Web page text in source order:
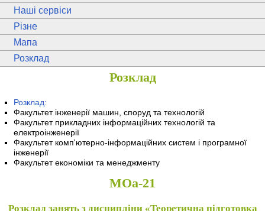
Наші сервіси
Різне
Мапа
Розклад
Розклад
Розклад:
Факультет інженерії машин, споруд та технологій
Факультет прикладних інформаційних технологій та
електроінженерії
Факультет комп'ютерно-інформаційних систем і програмної
інженерії
Факультет економіки та менеджменту
МОа-21
Розклад занять з дисципліни «Теоретична підготовка